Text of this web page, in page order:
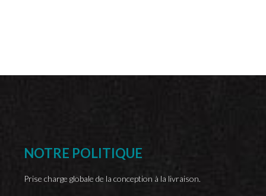
NOTRE POLITIQUE
Prise charge globale de la conception à la livraison.